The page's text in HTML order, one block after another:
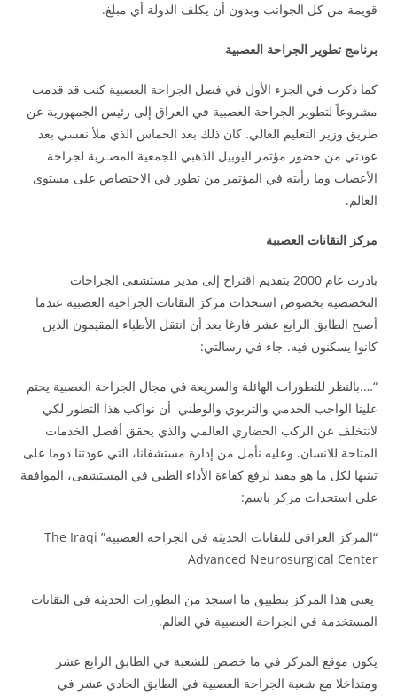
قويمة من كل الجوانب وبدون أن يكلف الدولة أي مبلغ.
برنامج تطوير الجراحة العصبية
كما ذكرت في الجزء الأول في فصل الجراحة العصبية كنت قد قدمت
مشروعاً لتطوير الجراحة العصبية في العراق إلى رئيس الجمهورية عن
طريق وزير التعليم العالي. كان ذلك بعد الحماس الذي ملأ نفسي بعد
عودتي من حضور مؤتمر اليوبيل الذهبي للجمعية المصـرية لجراحة
الأعصاب وما رأيته في المؤتمر من تطور في الاختصاص على مستوى
العالم.
مركز التقانات العصبية
بادرت عام 2000 بتقديم اقتراح إلى مدير مستشفى الجراحات
التخصصية بخصوص استحداث مركز التقانات الجراحية العصبية عندما
أصبح الطابق الرابع عشر فارغا بعد أن انتقل الأطباء المقيمون الذين
كانوا يسكنون فيه. جاء في رسالتي:
“….بالنظر للتطورات الهائلة والسريعة في مجال الجراحة العصبية يحتم
علينا الواجب الخدمي والتربوي والوطني أن نواكب هذا التطور لكي
لانتخلف عن الركب الحضاري العالمي والذي يحقق أفضل الخدمات
المتاحة للانسان. وعليه نأمل من إدارة مستشفانا، التي عودتنا دوما على
تبنيها لكل ما هو مفيد لرفع كفاءة الأداء الطبي في المستشفى، الموافقة
على استحداث مركز باسم:
“المركز العراقي للتقانات الحديثة في الجراحة العصبية” The Iraqi
Advanced Neurosurgical Center
يعنى هذا المركز بتطبيق ما استجد من التطورات الحديثة في التقانات
المستخدمة في الجراحة العصبية في العالم.
يكون موقع المركز في ما خصص للشعبة في الطابق الرابع عشر
ومتداخلا مع شعبة الجراحة العصبية في الطابق الحادي عشر في